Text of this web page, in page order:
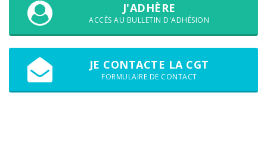
J'ADHÈRE
ACCÈS AU BULLETIN D'ADHÉSION
JE CONTACTE LA CGT
FORMULAIRE DE CONTACT